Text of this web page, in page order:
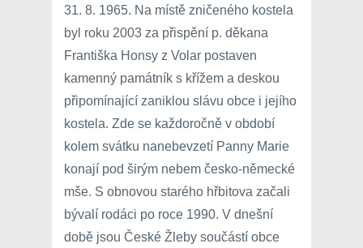
31. 8. 1965. Na místě zničeného kostela
byl roku 2003 za přispění p. děkana
Františka Honsy z Volar postaven
kamenný památník s křížem a deskou
připomínající zaniklou slávu obce i jejího
kostela. Zde se každoročně v období
kolem svátku nanebevzetí Panny Marie
konají pod širým nebem česko-německé
mše. S obnovou starého hřbitova začali
bývalí rodáci po roce 1990. V dnešní
době jsou České Žleby součástí obce